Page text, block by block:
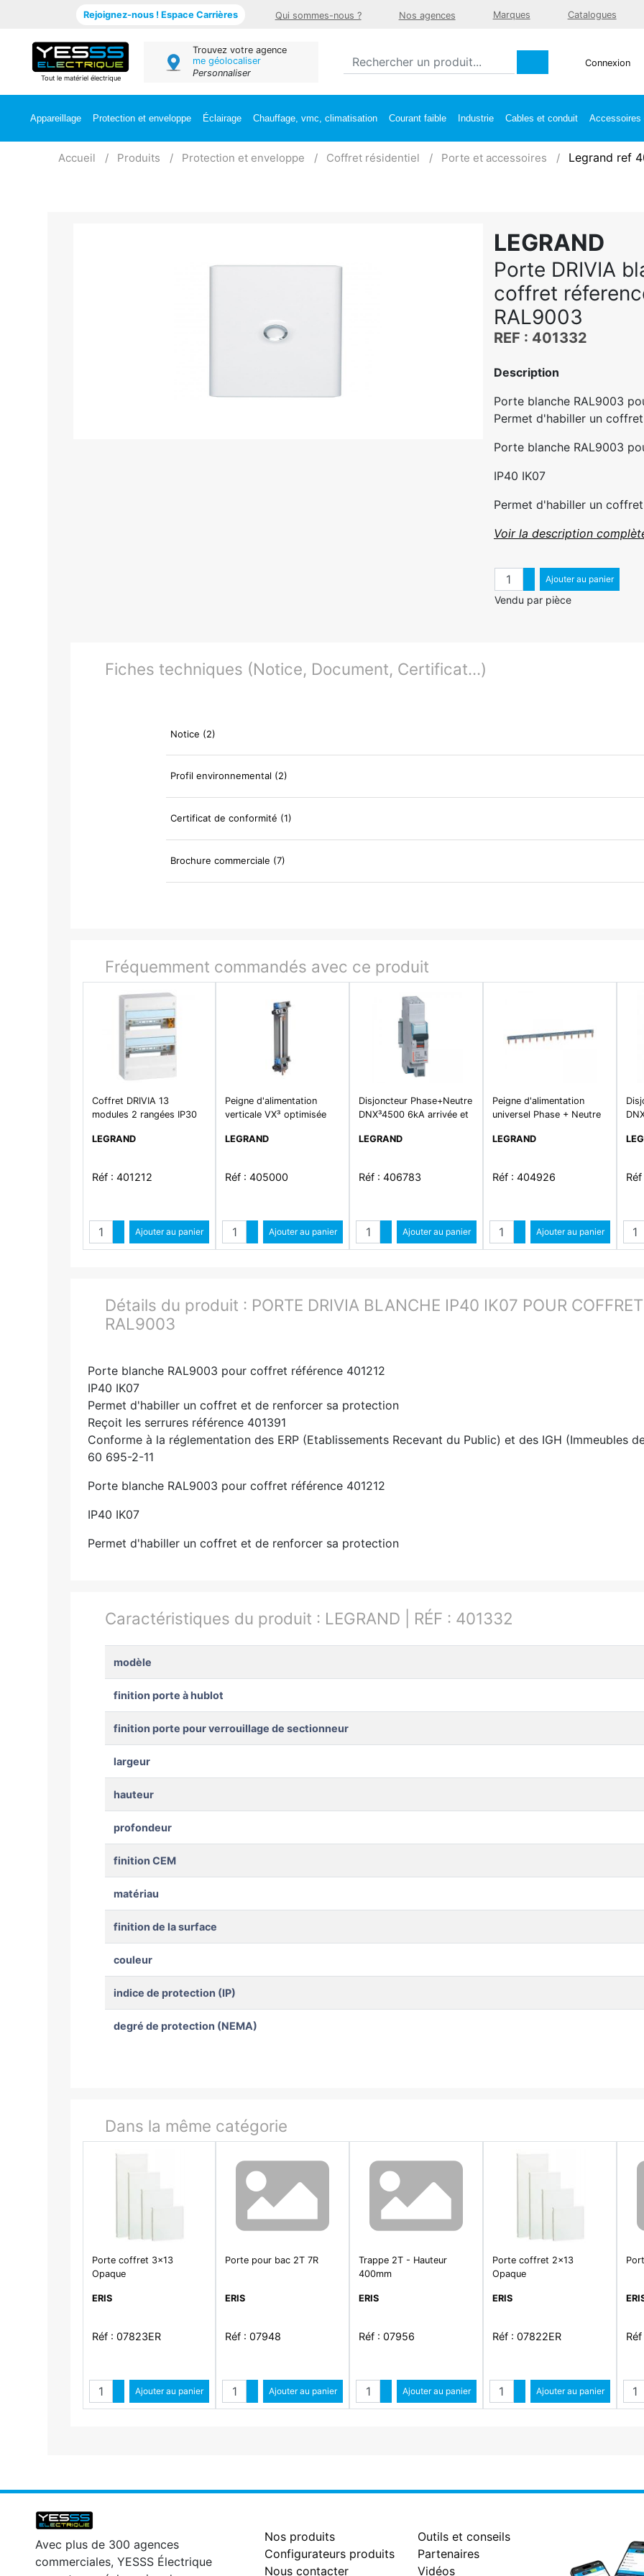
Rejoignez-nous ! Espace Carrières Qui sommes-nous ? Nos agences Marques Catalogues
Tout le matériel électrique
Trouvez votre agence
me géolocaliser
Personnaliser
Connexion
Appareillage Protection et enveloppe Éclairage Chauffage, vmc, climatisation Courant faible Industrie Cables et conduit Accessoires
Accueil Produits Protection et enveloppe Coffret résidentiel Porte et accessoires Legrand ref
LEGRAND
Porte DRIVIA
coffret
RAL9003
REF : 401332
Description
Porte blanche RAL9003
Permet d'habiller un
Porte blanche RAL9003
IP40 IK07
Permet d'habiller un
Voir la description
QuantitéAugmenter quantité
Diminuer quantité
Ajouter au panier
Vendu par pièce
Fiches techniques (Notice, Document, Certificat...)
Notice (2)
Profil environnemental (2)
Certificat de conformité (1)
Brochure commerciale (7)
Fréquemment commandés avec ce produit
Coffret DRIVIA 13
modules 2 rangées IP30
LEGRAND
Réf : 401212
Quantité
Augmenter quantité
Diminuer quantité
Ajouter au panier
Peigne d'alimentation
verticale VX³ optimisée
coffret 2 rangées entraxe
LEGRAND
Réf : 405000
Quantité
Augmenter quantité
Diminuer quantité
Ajouter au panier
Disjoncteur Phase+Neutre
DNX³4500 6kA arrivée et
- 1P+N 230V~ 16A courbe
LEGRAND
Réf : 406783
Quantité
Augmenter quantité
Diminuer quantité
Ajouter au panier
Peigne d'alimentation
universel Phase + Neutre
longueur 13 modules
LEGRAND
Réf : 404926
Quantité
Augmenter quantité
Diminuer quantité
Ajouter au panier
-
Détails du produit : PORTE DRIVIA BLANCHE IP40 IK07 POUR
RAL9003
Porte blanche RAL9003 pour coffret référence 401212
IP40 IK07
Permet d'habiller un coffret et de renforcer sa protection
Reçoit les serrures référence 401391
Conforme à la réglementation des ERP (Etablissements Recevant du Public) et des IGH (Immeubles
60 695-2-11
Porte blanche RAL9003 pour coffret référence 401212
IP40 IK07
Permet d'habiller un coffret et de renforcer sa protection
Caractéristiques du produit : LEGRAND | RÉF : 401332
modèle
finition porte à hublot
finition porte pour verrouillage de sectionneur
largeur
hauteur
profondeur
finition CEM
matériau
finition de la surface
couleur
indice de protection (IP)
degré de protection (NEMA)
Dans la même catégorie
Porte coffret 3x13
Opaque
ERIS
Réf : 07823ER
QuantitéAugmenter quantité
Diminuer quantité
Ajouter au panier
Porte pour bac 2T 7R
ERIS
Réf : 07948
QuantitéAugmenter quantité
Diminuer quantité
Ajouter au panier
Trappe 2T - Hauteur
400mm
ERIS
Réf : 07956
QuantitéAugmenter quantité
Diminuer quantité
Ajouter au panier
Porte coffret 2x13
Opaque
ERIS
Réf : 07822ER
QuantitéAugmenter quantité
Diminuer quantité
Ajouter au panier
Avec plus de 300 agences
commerciales, YESSS Électrique
Nos produits
Configurateurs produits
Nous contacter
Outils et conseils
Partenaires
Vidéos